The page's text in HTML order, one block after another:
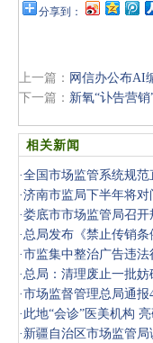
分享到：
上一篇： 网信办公布AI
下一篇： 新氧“讣告营
相关新闻
·全国市场监管系统规
·济南市监局下半年将
·娄底市市场监管局召
盘处置情
·总局发布《禁止传销条
·市监集中整治广告违法
·总局：清理废止一批
·市场监督管理总局通报
· 此地“会诊”医美机构
· 新疆自治区市场监管